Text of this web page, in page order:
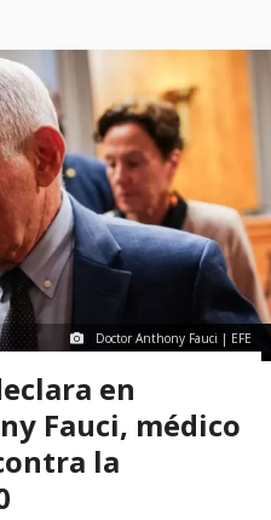
Doctor Anthony Fauci | EFE
en
Fauci, médico
la